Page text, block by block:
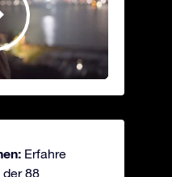
Erfahre
der 88